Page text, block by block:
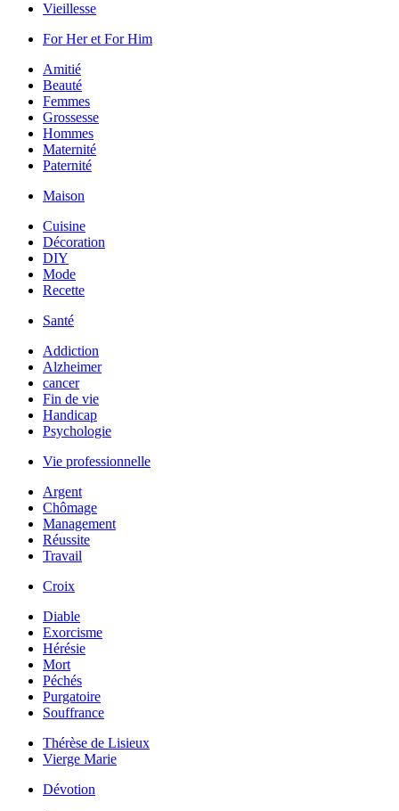
Vieillesse
For Her et For Him
Amitié
Beauté
Femmes
Grossesse
Hommes
Maternité
Paternité
Maison
Cuisine
Décoration
DIY
Mode
Recette
Santé
Addiction
Alzheimer
cancer
Fin de vie
Handicap
Psychologie
Vie professionnelle
Argent
Chômage
Management
Réussite
Travail
Croix
Diable
Exorcisme
Hérésie
Mort
Péchés
Purgatoire
Souffrance
Thérèse de Lisieux
Vierge Marie
Dévotion